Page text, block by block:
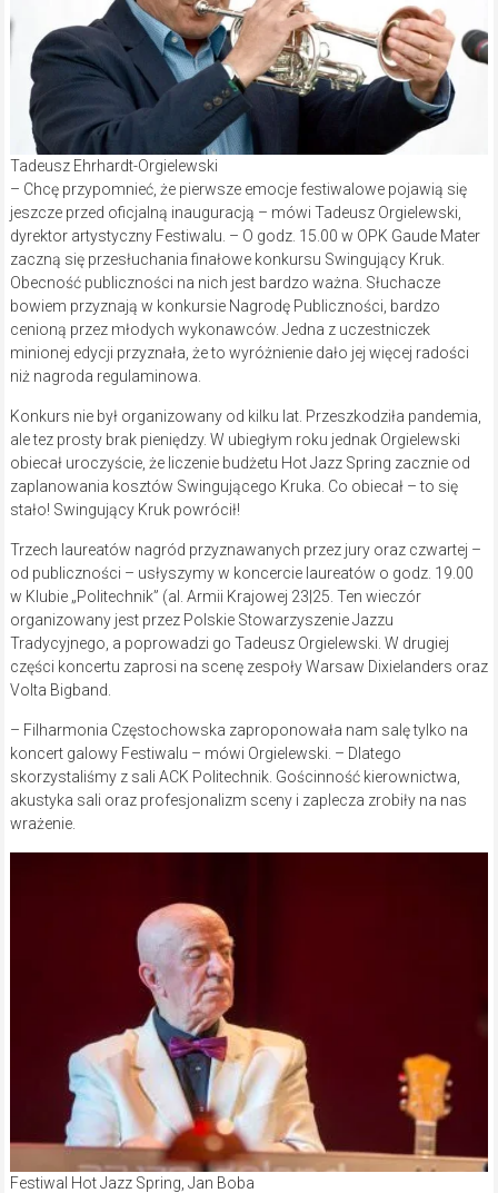
Tadeusz Ehrhardt-Orgielewski
– Chcę przypomnieć, że pierwsze emocje festiwalowe pojawią się
jeszcze przed oficjalną inauguracją – mówi Tadeusz Orgielewski,
dyrektor artystyczny Festiwalu. – O godz. 15.00 w OPK Gaude Mater
zaczną się przesłuchania finałowe konkursu Swingujący Kruk.
Obecność publiczności na nich jest bardzo ważna. Słuchacze
bowiem przyznają w konkursie Nagrodę Publiczności, bardzo
cenioną przez młodych wykonawców. Jedna z uczestniczek
minionej edycji przyznała, że to wyróżnienie dało jej więcej radości
niż nagroda regulaminowa.
Konkurs nie był organizowany od kilku lat. Przeszkodziła pandemia,
ale tez prosty brak pieniędzy. W ubiegłym roku jednak Orgielewski
obiecał uroczyście, że liczenie budżetu Hot Jazz Spring zacznie od
zaplanowania kosztów Swingującego Kruka. Co obiecał – to się
stało! Swingujący Kruk powrócił!
Trzech laureatów nagród przyznawanych przez jury oraz czwartej –
od publiczności – usłyszymy w koncercie laureatów o godz. 19.00
w Klubie „Politechnik” (al. Armii Krajowej 23|25. Ten wieczór
organizowany jest przez Polskie Stowarzyszenie Jazzu
Tradycyjnego, a poprowadzi go Tadeusz Orgielewski. W drugiej
części koncertu zaprosi na scenę zespoły Warsaw Dixielanders oraz
Volta Bigband.
– Filharmonia Częstochowska zaproponowała nam salę tylko na
koncert galowy Festiwalu – mówi Orgielewski. – Dlatego
skorzystaliśmy z sali ACK Politechnik. Gościnność kierownictwa,
akustyka sali oraz profesjonalizm sceny i zaplecza zrobiły na nas
wrażenie.
Festiwal Hot Jazz Spring, Jan Boba